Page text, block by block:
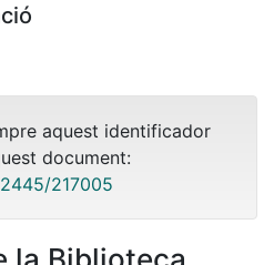
aquest identificador
document:
217005